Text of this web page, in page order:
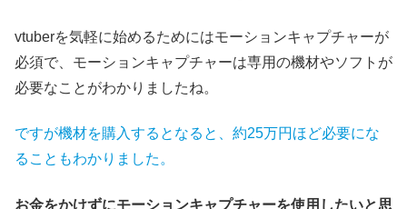
vtuberを気軽に始めるためにはモーションキャプチャーが
必須で、モーションキャプチャーは専用の機材やソフトが
必要なことがわかりましたね。
ですが機材を購入するとなると、約25万円ほど必要にな
ることもわかりました。
お金をかけずにモーションキャプチャーを使用したいと思